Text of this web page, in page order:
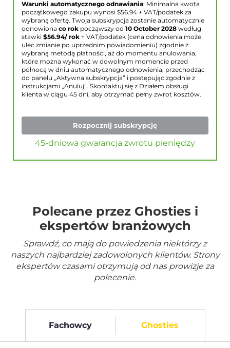
Warunki automatycznego odnawiania: Minimalna kwota
początkowego zakupu wynosi $56.94 + VAT/podatek za
wybraną ofertę. Twoja subskrypcja zostanie automatycznie
odnowiona co rok począwszy od 10 October 2028 według
stawki $56.94/ rok + VAT/podatek (cena odnowienia może
ulec zmianie po uprzednim powiadomieniu) zgodnie z
wybraną metodą płatności, aż do momentu anulowania,
które można wykonać w dowolnym momencie przed
północą w dniu automatycznego odnowienia, przechodząc
do panelu „Aktywna subskrypcja” i postępując zgodnie z
instrukcjami „Anuluj”. Skontaktuj się z Działem obsługi
klienta w ciągu 45 dni, aby otrzymać pełny zwrot kosztów.
Rozpocznij subskrypcję
45-dniowa gwarancja zwrotu pieniędzy
Polecane przez Ghosties i
ekspertów branżowych
Sprawdź, co mają do powiedzenia niektórzy z
naszych najbardziej zadowolonych klientów. Strony
ekspertów czasami otrzymują od nas prowizje za
polecenie.
Fachowcy Ghosties